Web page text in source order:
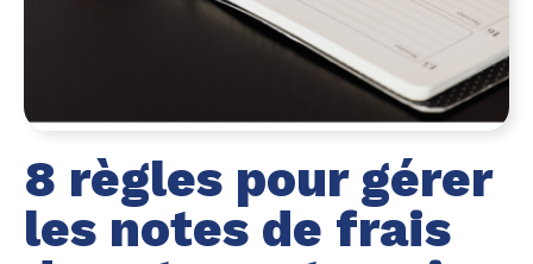
8 règles pour gérer
les notes de frais